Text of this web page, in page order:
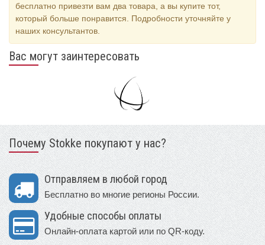
бесплатно привезти вам два товара, а вы купите тот,
который больше понравится. Подробности уточняйте у
наших консультантов.
Вас могут заинтересовать
Почему Stokke покупают у нас?
Отправляем в любой город
Бесплатно во многие регионы России.
Удобные способы оплаты
Онлайн-оплата картой или по QR-коду.